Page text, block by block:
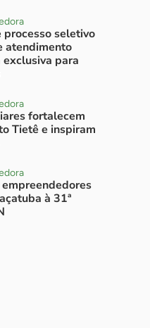
processo seletivo
atendimento
para
fortalecem
Tietê e inspiram
à 31ª